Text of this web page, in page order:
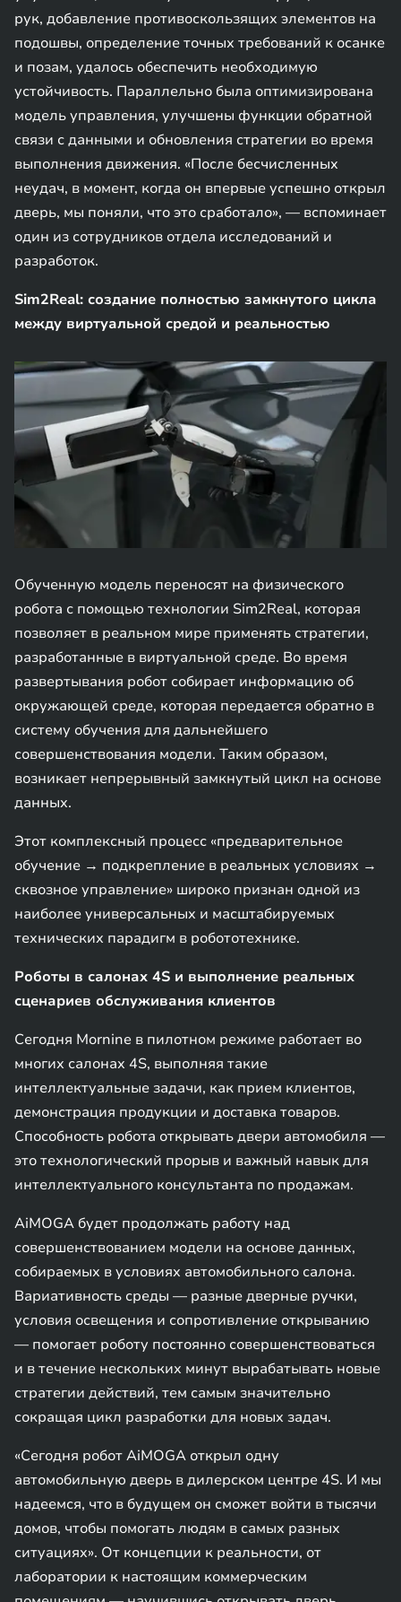
рук, добавление противоскользящих элементов на
подошвы, определение точных требований к осанке
и позам, удалось обеспечить необходимую
устойчивость. Параллельно была оптимизирована
модель управления, улучшены функции обратной
связи с данными и обновления стратегии во время
выполнения движения. «После бесчисленных
неудач, в момент, когда он впервые успешно открыл
дверь, мы поняли, что это сработало», — вспоминает
один из сотрудников отдела исследований и
разработок.
Sim2Real: создание полностью замкнутого цикла
между виртуальной средой и реальностью
Обученную модель переносят на физического
робота с помощью технологии Sim2Real, которая
позволяет в реальном мире применять стратегии,
разработанные в виртуальной среде. Во время
развертывания робот собирает информацию об
окружающей среде, которая передается обратно в
систему обучения для дальнейшего
совершенствования модели. Таким образом,
возникает непрерывный замкнутый цикл на основе
данных.
Этот комплексный процесс «предварительное
обучение → подкрепление в реальных условиях →
сквозное управление» широко признан одной из
наиболее универсальных и масштабируемых
технических парадигм в робототехнике.
Роботы в салонах 4S и выполнение реальных
сценариев обслуживания клиентов
Сегодня Mornine в пилотном режиме работает во
многих салонах 4S, выполняя такие
интеллектуальные задачи, как прием клиентов,
демонстрация продукции и доставка товаров.
Способность робота открывать двери автомобиля —
это технологический прорыв и важный навык для
интеллектуального консультанта по продажам.
AiMOGA будет продолжать работу над
совершенствованием модели на основе данных,
собираемых в условиях автомобильного салона.
Вариативность среды — разные дверные ручки,
условия освещения и сопротивление открыванию
— помогает роботу постоянно совершенствоваться
и в течение нескольких минут вырабатывать новые
стратегии действий, тем самым значительно
сокращая цикл разработки для новых задач.
«Сегодня робот AiMOGA открыл одну
автомобильную дверь в дилерском центре 4S. И мы
надеемся, что в будущем он сможет войти в тысячи
домов, чтобы помогать людям в самых разных
ситуациях». От концепции к реальности, от
лаборатории к настоящим коммерческим